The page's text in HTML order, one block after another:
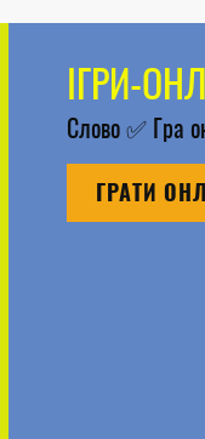
ІГРИ-
Слово✅Гра
ГРАТИ